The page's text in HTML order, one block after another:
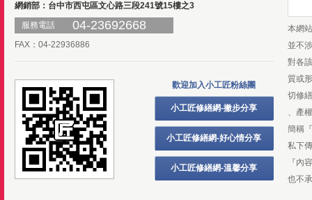
網銷部：台中市西屯區文心路三段241號15樓之3
服務電話
04-23692668
FAX：04-22936886
歡迎加入小工匠粉絲團
小工匠修繕網-撇步分享
小工匠修繕網-好心情分享
小工匠修繕網-溫馨分享
本網
並不
對各
質或
切修
、產
簡稱
私下
『內
也不